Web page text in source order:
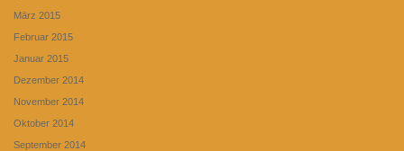
März 2015
Februar 2015
Januar 2015
Dezember 2014
November 2014
Oktober 2014
September 2014